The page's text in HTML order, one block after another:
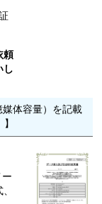
頼
し
体容量）を記載